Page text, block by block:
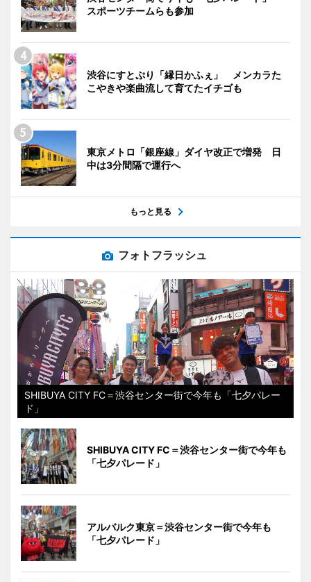
スポーツチームらも参加
渋谷にすとぷり「縁日かふぇ」 メンカラた
こやきや楽曲流して育てたイチゴも
東京メトロ「銀座線」ダイヤ改正で増発 日
中は3分間隔で運行へ
もっと見る
フォトフラッシュ
SHIBUYA CITY FC＝渋谷センター街で今年も「七夕パレー
ド」
SHIBUYA CITY FC＝渋谷センター街で今年も
「七夕パレード」
アルバルク東京＝渋谷センター街で今年も
「七夕パレード」